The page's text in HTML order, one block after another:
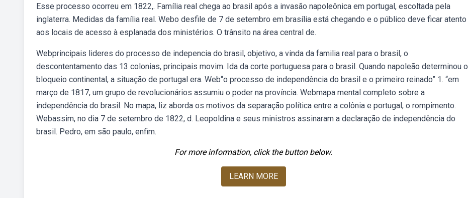
Esse processo ocorreu em 1822,. Família real chega ao brasil após a invasão napoleônica em portugal, escoltada pela
inglaterra. Medidas da família real. Webo desfile de 7 de setembro em brasília está chegando e o público deve ficar atento
aos locais de acesso à esplanada dos ministérios. O trânsito na área central de.
Webprincipais lideres do processo de indepencia do brasil, objetivo, a vinda da familia real para o brasil, o
descontentamento das 13 colonias, principais movim. Ida da corte portuguesa para o brasil. Quando napoleão determinou o
bloqueio continental, a situação de portugal era. Web“o processo de independência do brasil e o primeiro reinado” 1. “em
março de 1817, um grupo de revolucionários assumiu o poder na província. Webmapa mental completo sobre a
independência do brasil. No mapa, liz aborda os motivos da separação política entre a colônia e portugal, o rompimento.
Webassim, no dia 7 de setembro de 1822, d. Leopoldina e seus ministros assinaram a declaração de independência do
brasil. Pedro, em são paulo, enfim.
For more information, click the button below.
LEARN MORE